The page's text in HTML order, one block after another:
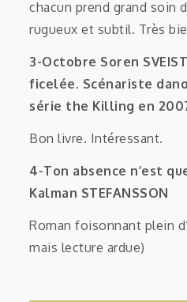
chacun prend grand soin
rugueux et subtil. Très
3-Octobre Soren
ficelée. Scénariste
série the Killing en
Bon livre. Intéressant.
4-Ton absence n’est
Kalman STEFANSSON
Roman foisonnant plein
mais lecture ardue)